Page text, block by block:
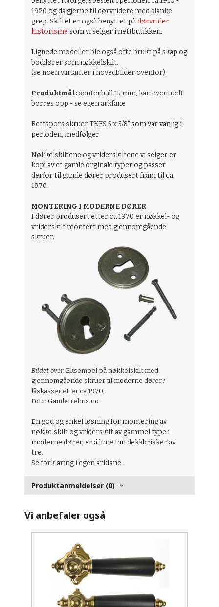
1920 og da gjerne til dørvridere med slanke
grep. Skiltet er også benyttet pådørvrider
historismesom vi selger i nettbutikken.
Lignede modeller ble også ofte brukt på skap og
boddører som nøkkelskilt.
(se noen varianter i hovedbilder ovenfor).
Produktmål: senterhull 15 mm, kan eventuelt
borres opp - se egen arkfane
Rettspors skruer TKFS 5 x 5/8" som var vanlig i
perioden, medfølger
Nøkkelskiltene og vriderskiltene vi selger er
kopi av et gamle orginale typer og passer
derfor til gamle dører produsert fram til ca
1970.
MONTERING I MODERNE DØRER
I dører produsert etter ca 1970 er nøkkel- og
vriderskilt montert med gjennomgående
skruer.
Bildet over:Eksempel på nøkkelskilt med
gjennomgående skruer til moderne dører /
låskasser etter ca 1970.
Foto: Gamletrehus.no
En god og enkel løsning for montering av
nøkkelskilt og vriderskilt av gammel type i
moderne dører, er å lime inn dekkbrikker av
tre.
Se forklaring i egen arkfane.
Produktanmeldelser (0)
Vi anbefaler også